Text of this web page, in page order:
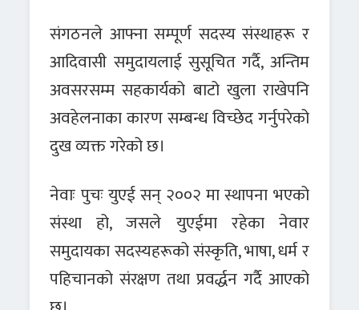
संगठनले आफ्ना सम्पूर्ण सदस्य संस्थाहरू र
आदिवासी समुदायलाई सुसूचित गर्दै, अन्तिम
अवसरसम्म सहकार्यको बाटो खुला राखेपनि
अवहेलनाका कारण सम्बन्ध विच्छेद गर्नुपरेको
दुख व्यक्त गरेको छ।
नेवाः पुचः युएई सन् २००२ मा स्थापना भएको
संस्था हो, जसले युएईमा रहेका नेवार
समुदायका सदस्यहरूको संस्कृति, भाषा, धर्म र
पहिचानको संरक्षण तथा प्रवर्द्धन गर्दै आएको